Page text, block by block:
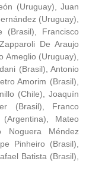
(Uruguay), Juan
(Uruguay),
(Brasil), Francisco
De Araujo
Ameglio (Uruguay),
(Brasil), Antonio
Amorim (Brasil),
(Chile), Joaquín
(Brasil), Franco
Mateo
Noguera Méndez
Pinheiro (Brasil),
Batista (Brasil),